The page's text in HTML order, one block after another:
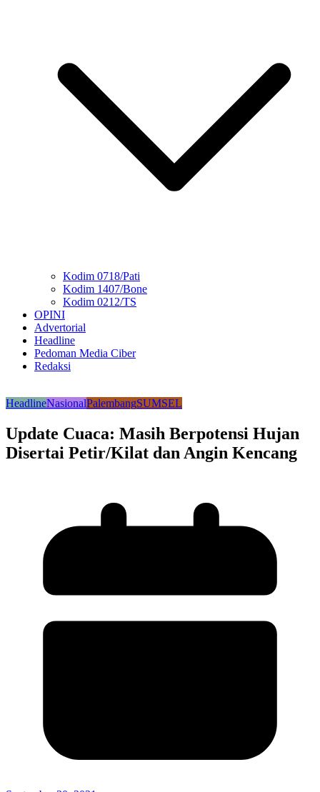
Kodim 0718/Pati
Kodim 1407/Bone
Kodim 0212/TS
OPINI
Advertorial
Headline
Pedoman Media Ciber
Redaksi
HeadlineNasionalPalembangSUMSEL
Update Cuaca: Masih Berpotensi Hujan
Disertai Petir/Kilat dan Angin Kencang